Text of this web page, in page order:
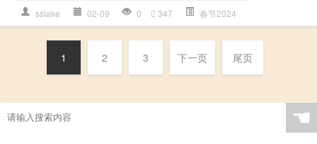
sslake 02-09 0 347 春节2024
1 2 3 下一页 尾页
☚